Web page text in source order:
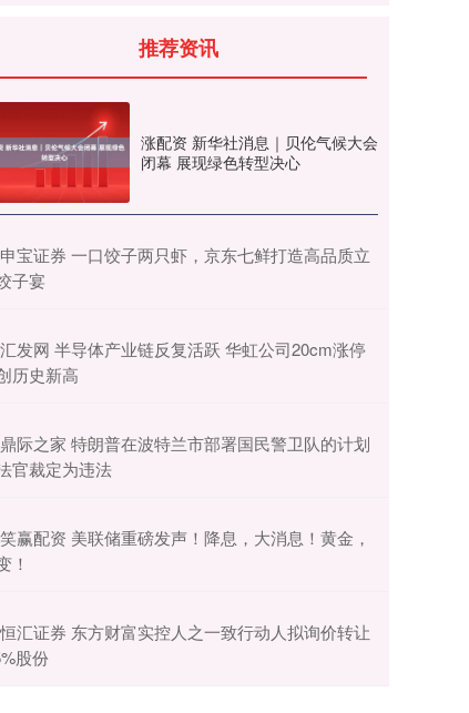
推荐资讯
涨配资 新华社消息｜贝伦气候大会
闭幕 展现绿色转型决心
​申宝证券 一口饺子两只虾，京东七鲜打造高品质立
子宴
​汇发网 半导体产业链反复活跃 华虹公司20cm涨停
历史新高
​鼎际之家 特朗普在波特兰市部署国民警卫队的计划
官裁定为违法
​笑赢配资 美联储重磅发声！降息，大消息！黄金，
！
​恒汇证券 东方财富实控人之一致行动人拟询价转让
股份